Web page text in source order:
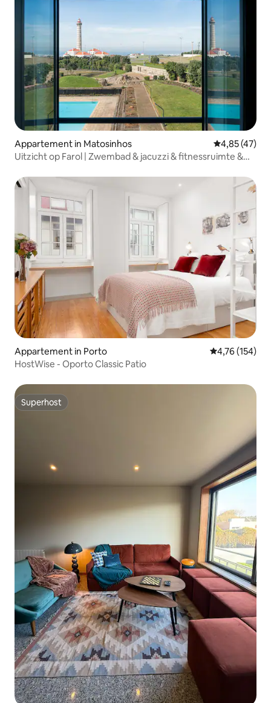
Appartement in Matosinhos Gemiddelde
4,85 (47)
Uitzicht op Farol | Zwembad & jacuzzi & fitnessruimte &
Appartement in Porto Gemiddelde
4,76 (154)
HostWise - Oporto Classic Patio
Superhost
Superhost